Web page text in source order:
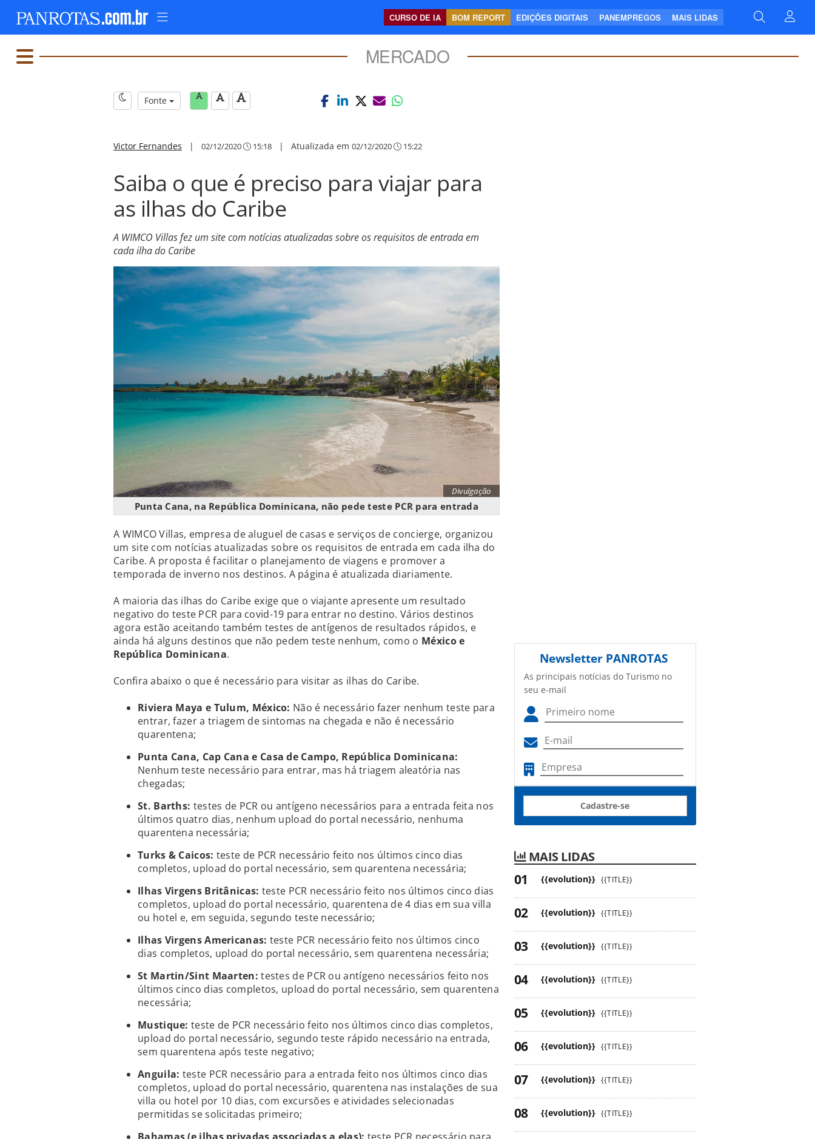
CURSO DE IA BOM REPORT EDIÇÕES DIGITAIS PANEMPREGOS MAIS LIDAS
MERCADO
Fonte
Victor Fernandes | 02/12/2020 15:18 | Atualizada em 02/12/2020 15:22
Saiba o que é preciso para viajar para
as ilhas do Caribe
A WIMCO Villas fez um site com notícias atualizadas sobre os requisitos de entrada em
cada ilha do Caribe
Divulgação
Punta Cana, na República Dominicana, não pede teste PCR para entrada
A WIMCO Villas, empresa de aluguel de casas e serviços de concierge, organizou
um site com notícias atualizadas sobre os requisitos de entrada em cada ilha do
Caribe. A proposta é facilitar o planejamento de viagens e promover a
temporada de inverno nos destinos. A página é atualizada diariamente.
A maioria das ilhas do Caribe exige que o viajante apresente um resultado
negativo do teste PCR para covid-19 para entrar no destino. Vários destinos
agora estão aceitando também testes de antígenos de resultados rápidos, e
ainda há alguns destinos que não pedem teste nenhum, como o México e
República Dominicana.
Confira abaixo o que é necessário para visitar as ilhas do Caribe.
Riviera Maya e Tulum, México: Não é necessário fazer nenhum teste para
entrar, fazer a triagem de sintomas na chegada e não é necessário
quarentena;
Punta Cana, Cap Cana e Casa de Campo, República Dominicana:
Nenhum teste necessário para entrar, mas há triagem aleatória nas
chegadas;
St. Barths: testes de PCR ou antígeno necessários para a entrada feita nos
últimos quatro dias, nenhum upload do portal necessário, nenhuma
quarentena necessária;
Turks & Caicos: teste de PCR necessário feito nos últimos cinco dias
completos, upload do portal necessário, sem quarentena necessária;
Ilhas Virgens Britânicas: teste PCR necessário feito nos últimos cinco dias
completos, upload do portal necessário, quarentena de 4 dias em sua villa
ou hotel e, em seguida, segundo teste necessário;
Ilhas Virgens Americanas: teste PCR necessário feito nos últimos cinco
dias completos, upload do portal necessário, sem quarentena necessária;
St Martin/Sint Maarten: testes de PCR ou antígeno necessários feito nos
últimos cinco dias completos, upload do portal necessário, sem quarentena
necessária;
Mustique: teste de PCR necessário feito nos últimos cinco dias completos,
upload do portal necessário, segundo teste rápido necessário na entrada,
sem quarentena após teste negativo;
Anguila: teste PCR necessário para a entrada feito nos últimos cinco dias
completos, upload do portal necessário, quarentena nas instalações de sua
villa ou hotel por 10 dias, com excursões e atividades selecionadas
permitidas se solicitadas primeiro;
Newsletter PANROTAS
As principais notícias do Turismo no
seu e-mail
Cadastre-se
MAIS LIDAS
{{evolution}} {{TITLE}}
{{evolution}} {{TITLE}}
{{evolution}} {{TITLE}}
{{evolution}} {{TITLE}}
{{evolution}} {{TITLE}}
{{evolution}} {{TITLE}}
{{evolution}} {{TITLE}}
{{evolution}} {{TITLE}}